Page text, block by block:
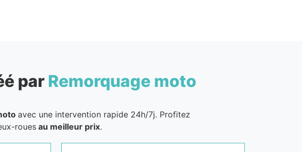
par Remorquage moto
avec une intervention rapide 24h/7j. Profitez
rouesau meilleur prix.